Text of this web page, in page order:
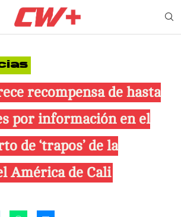
recompensa de hasta
por información en el
de ‘trapos’ de la
América de Cali